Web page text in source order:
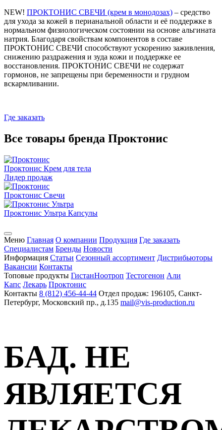
NEW! ПРОКТОНИС СВЕЧИ (крем в монодозах) – средство
для ухода за кожей в перианальной области и её поддержке в
нормальном физиологическом состоянии на основе альгината
натрия. Благодаря свойствам компонентов в составе
ПРОКТОНИС СВЕЧИ способствуют ускорению заживления,
снижению раздражения и зуда кожи и поддержке ее
восстановления. ПРОКТОНИС СВЕЧИ не содержат
гормонов, не запрещены при беременности и грудном
вскармливании.
Где заказать
Все товары бренда Проктонис
Проктонис Крем для тела
Лидер продаж
Проктонис Свечи
Проктонис Ультра Капсулы
Меню Главная О компании Продукция Где заказать
Специалистам Бренды Новости
Информация Статьи Сезонный ассортимент Дистрибьюторы
Вакансии Контакты
Топовые продукты ГистанНоотроп Тестогенон Али
Капс Лекарь Проктонис
Контакты 8 (812) 456-44-44 Отдел продаж: 196105, Санкт-
Петербург, Московский пр., д.135 mail@vis-production.ru
БАД. НЕ
ЯВЛЯЕТСЯ